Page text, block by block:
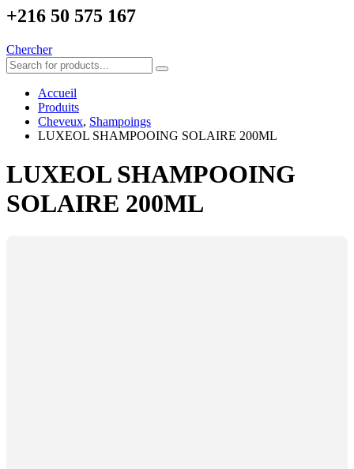
+216 50 575 167
Chercher
Accueil
Produits
Cheveux, Shampoings
LUXEOL SHAMPOOING SOLAIRE 200ML
LUXEOL SHAMPOOING
SOLAIRE 200ML